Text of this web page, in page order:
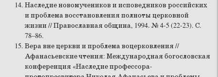
Наследие новомучеников и исповедников российских
и проблема восстановления полноты церковной
жизни // Православная община, 1994. № 4-5 (22-23). С.
78–86.
Вера вне церкви и проблема воцерковления //
Афанасьевские чтения: Международная богословская
конференция «Наследие профессора-